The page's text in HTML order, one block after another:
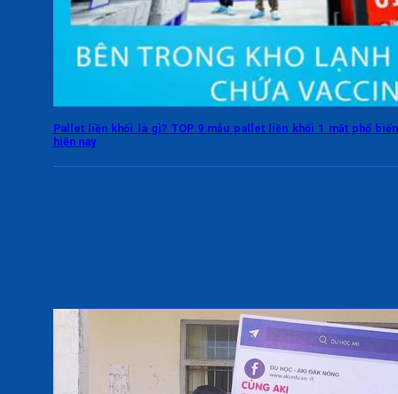
Pallet liền khối là gì? TOP 9 mẫu pallet liền khối 1 mặt phổ biến
hiện nay